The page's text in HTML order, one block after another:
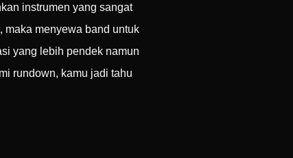
instrumen yang sangat
maka menyewa band untuk
yang lebih pendek namun
rundown, kamu jadi tahu